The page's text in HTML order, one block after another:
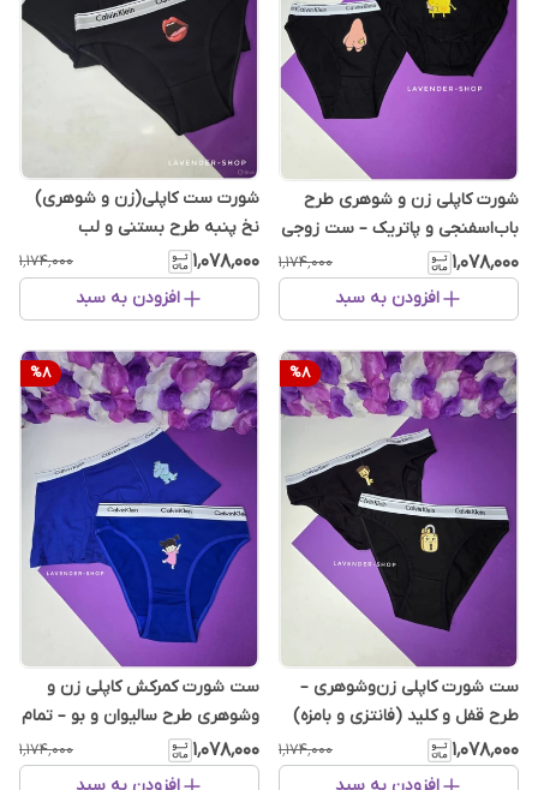
شورت کاپلی زن و شوهری طرح
باب‌اسفنجی و پاتریک – ست زوجی
فانتزی
۱٬۰۷۸٬۰۰۰ ۱٬۱۷۴٬۰۰۰
افزودن به سبد
شورت ست کاپلی(زن و شوهری)
نخ پنبه طرح بستنی و لب
۱٬۰۷۸٬۰۰۰ ۱٬۱۷۴٬۰۰۰
افزودن به سبد
%8
ست شورت کاپلی زن‌وشوهری –
طرح قفل و کلید (فانتزی و بامزه)
۱٬۰۷۸٬۰۰۰ ۱٬۱۷۴٬۰۰۰
%8
ست شورت کمرکش کاپلی زن و
وشوهری طرح سالیوان و بو – تمام
نخ پنبه لطیف
۱٬۰۷۸٬۰۰۰ ۱٬۱۷۴٬۰۰۰